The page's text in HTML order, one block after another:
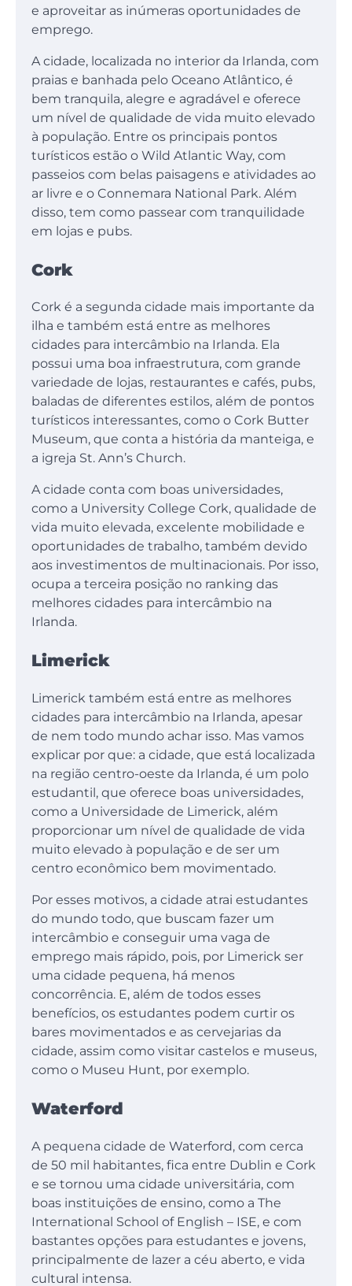
e aproveitar as inúmeras oportunidades de
emprego.
A cidade, localizada no interior da Irlanda, com
praias e banhada pelo Oceano Atlântico, é
bem tranquila, alegre e agradável e oferece
um nível de qualidade de vida muito elevado
à população. Entre os principais pontos
turísticos estão o Wild Atlantic Way, com
passeios com belas paisagens e atividades ao
ar livre e o Connemara National Park. Além
disso, tem como passear com tranquilidade
em lojas e pubs.
Cork
Cork é a segunda cidade mais importante da
ilha e também está entre as melhores
cidades para intercâmbio na Irlanda. Ela
possui uma boa infraestrutura, com grande
variedade de lojas, restaurantes e cafés, pubs,
baladas de diferentes estilos, além de pontos
turísticos interessantes, como o Cork Butter
Museum, que conta a história da manteiga, e
a igreja St. Ann’s Church.
A cidade conta com boas universidades,
como a University College Cork, qualidade de
vida muito elevada, excelente mobilidade e
oportunidades de trabalho, também devido
aos investimentos de multinacionais. Por isso,
ocupa a terceira posição no ranking das
melhores cidades para intercâmbio na
Irlanda.
Limerick
Limerick também está entre as melhores
cidades para intercâmbio na Irlanda, apesar
de nem todo mundo achar isso. Mas vamos
explicar por que: a cidade, que está localizada
na região centro-oeste da Irlanda, é um polo
estudantil, que oferece boas universidades,
como a Universidade de Limerick, além
proporcionar um nível de qualidade de vida
muito elevado à população e de ser um
centro econômico bem movimentado.
Por esses motivos, a cidade atrai estudantes
do mundo todo, que buscam fazer um
intercâmbio e conseguir uma vaga de
emprego mais rápido, pois, por Limerick ser
uma cidade pequena, há menos
concorrência. E, além de todos esses
benefícios, os estudantes podem curtir os
bares movimentados e as cervejarias da
cidade, assim como visitar castelos e museus,
como o Museu Hunt, por exemplo.
Waterford
A pequena cidade de Waterford, com cerca
de 50 mil habitantes, fica entre Dublin e Cork
e se tornou uma cidade universitária, com
boas instituições de ensino, como a The
International School of English – ISE, e com
bastantes opções para estudantes e jovens,
principalmente de lazer a céu aberto, e vida
cultural intensa.